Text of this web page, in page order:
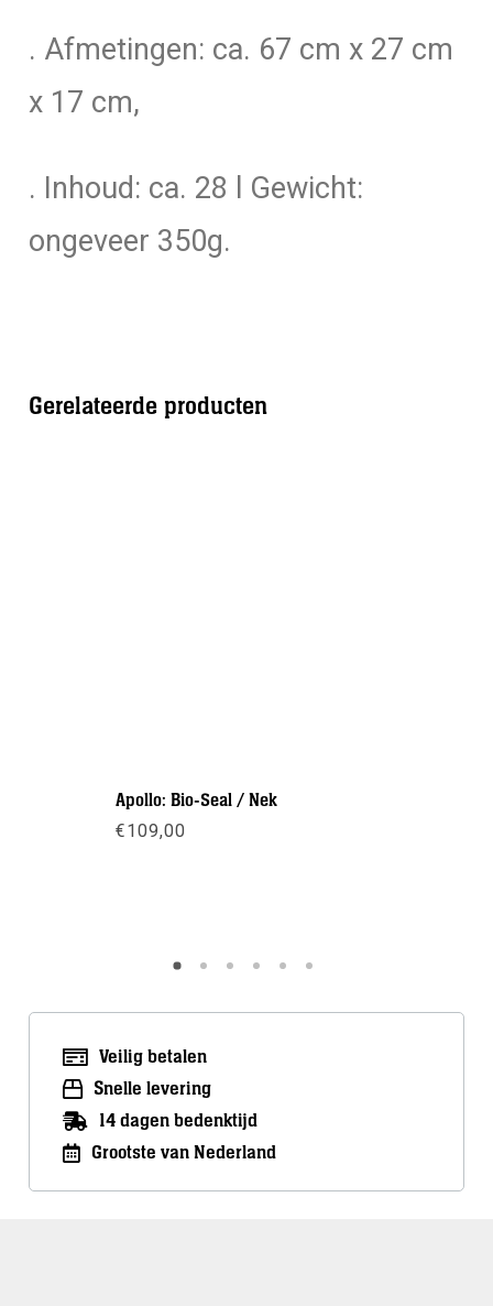
. Afmetingen: ca. 67 cm x 27 cm
x 17 cm,
. Inhoud: ca. 28 l Gewicht:
ongeveer 350g.
Gerelateerde producten
Apollo: Bio-Seal / Nek
€109,00
Veilig betalen
Snelle levering
14 dagen bedenktijd
Grootste van Nederland